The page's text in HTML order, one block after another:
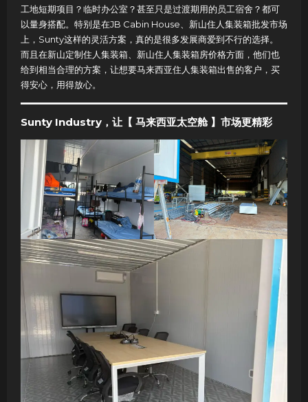
工地短期项目？临时办公室？甚至只是过渡期用的员工宿舍？都可
以量身搭配。特别是在JB Cabin House、新山住人集装箱批发市场
上，Sunty这样的灵活方案，真的是很多发展商爱到不行的选择。
而且在新山定制住人集装箱、新山住人集装箱房价格方面，他们也
给到相当合理的方案，让想要马来西亚住人集装箱出售的客户，买
得安心，用得放心。
Sunty Industry，让【 马来西亚太空舱 】市场更精彩